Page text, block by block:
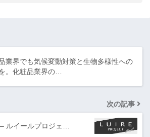
業界でも気候変動対策と生物多様性への
。化粧品業界の…
次の記事
ルイールプロジェ…